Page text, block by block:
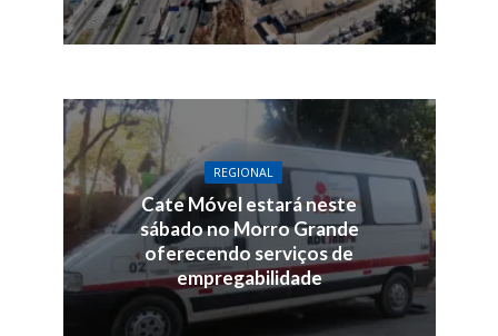
REGIONAL
Cate Móvel estará neste
sábado no Morro Grande
oferecendo serviços de
empregabilidade